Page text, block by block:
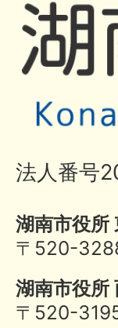
法人番号
湖南市役所
〒520-
湖南市役所
〒520-